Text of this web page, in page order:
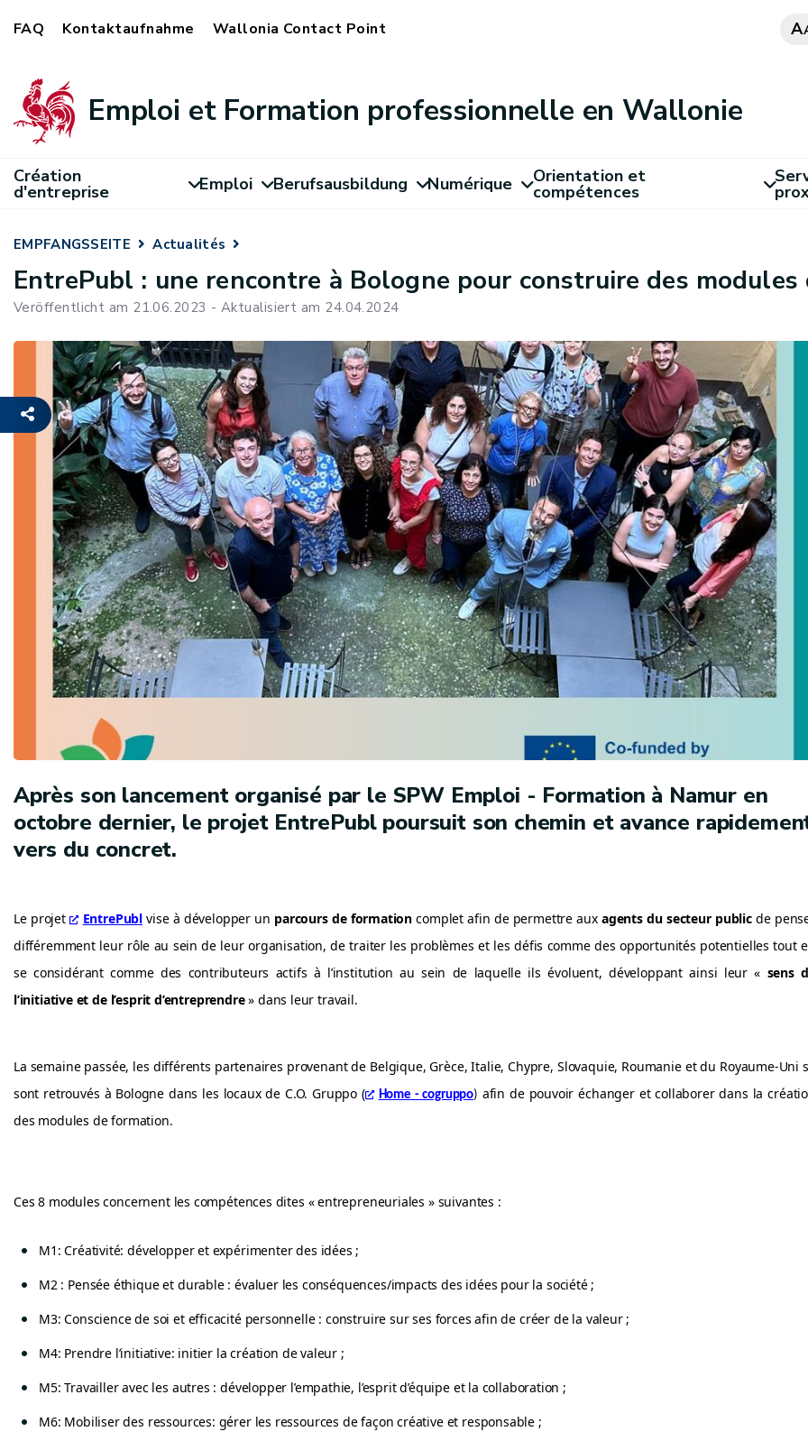
FAQ Kontaktaufnahme Wallonia Contact Point A
Emploi et Formation professionnelle en Wallonie
Création
d'entreprise Emploi Berufsausbildung Numérique Orientation et
compétences
EMPFANGSSEITE Actualités
EntrePubl : une rencontre à Bologne pour construire des
Veröffentlicht am 21.06.2023 - Aktualisiert am 24.04.2024
Après son lancement organisé par le SPW Emploi - Formation à Namur en
octobre dernier, le projet EntrePubl poursuit son chemin et avance
vers du concret.
Le projet EntrePubl vise à développer un parcours de formation complet afin de permettre aux agents du secteur publicde
différemment leur rôle au sein de leur organisation, de traiter les problèmes et les défis comme des opportunités potentielles tout
se considérant comme des contributeurs actifs à l’institution au sein de laquelle ils évoluent, développant ainsi leur « sens
l’initiative et de l’esprit d’entreprendre» dans leur travail.
La semaine passée, les différents partenaires provenant de Belgique, Grèce, Italie, Chypre, Slovaquie, Roumanie et du Royaume-Uni
sont retrouvés à Bologne dans les locaux de C.O. Gruppo (
Home - cogruppo) afin de pouvoir échanger et collaborer dans la
des modules de formation.
Ces 8 modules concernent les compétences dites « entrepreneuriales » suivantes :
M1: Créativité: développer et expérimenter des idées ;
M2 : Pensée éthique et durable : évaluer les conséquences/impacts des idées pour la société ;
M3: Conscience de soi et efficacité personnelle : construire sur ses forces afin de créer de la valeur ;
M4: Prendre l’initiative: initier la création de valeur ;
M5: Travailler avec les autres : développer l’empathie, l’esprit d’équipe et la collaboration ;
M6: Mobiliser des ressources: gérer les ressources de façon créative et responsable ;